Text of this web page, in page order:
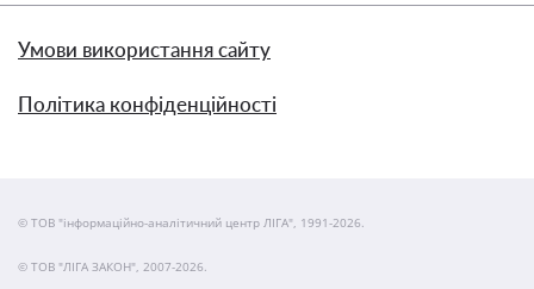
Умови використання сайту
Політика конфіденційності
© ТОВ "інформаційно-аналітичний центр ЛІГА", 1991-2026.
© ТОВ "ЛІГА ЗАКОН", 2007-2026.